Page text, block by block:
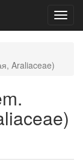
Araliaceae)